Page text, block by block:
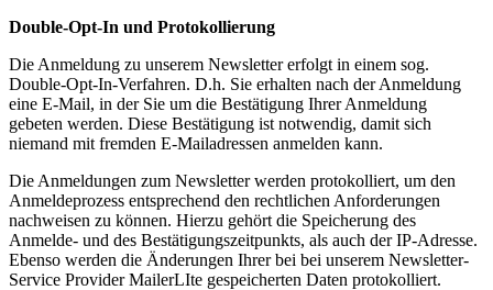
Double-Opt-In und Protokollierung
Die Anmeldung zu unserem Newsletter erfolgt in einem sog.
Double-Opt-In-Verfahren. D.h. Sie erhalten nach der Anmeldung
eine E-Mail, in der Sie um die Bestätigung Ihrer Anmeldung
gebeten werden. Diese Bestätigung ist notwendig, damit sich
niemand mit fremden E-Mailadressen anmelden kann.
Die Anmeldungen zum Newsletter werden protokolliert, um den
Anmeldeprozess entsprechend den rechtlichen Anforderungen
nachweisen zu können. Hierzu gehört die Speicherung des
Anmelde- und des Bestätigungszeitpunkts, als auch der IP-Adresse.
Ebenso werden die Änderungen Ihrer bei bei unserem Newsletter-
Service Provider MailerLIte gespeicherten Daten protokolliert.